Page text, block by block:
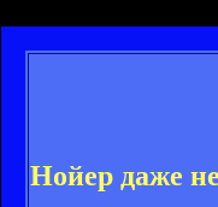
Нойер даже